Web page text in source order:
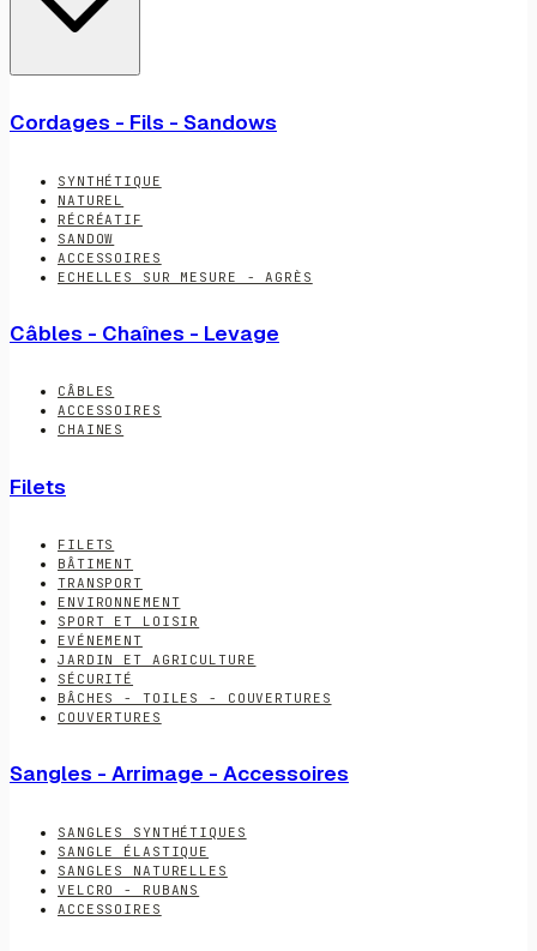
Cordages - Fils - Sandows
SYNTHÉTIQUE
NATUREL
RÉCRÉATIF
SANDOW
ACCESSOIRES
ECHELLES SUR MESURE - AGRÈS
Câbles - Chaînes - Levage
CÂBLES
ACCESSOIRES
CHAINES
Filets
FILETS
BÂTIMENT
TRANSPORT
ENVIRONNEMENT
SPORT ET LOISIR
EVÉNEMENT
JARDIN ET AGRICULTURE
SÉCURITÉ
BÂCHES - TOILES - COUVERTURES
COUVERTURES
Sangles - Arrimage - Accessoires
SANGLES SYNTHÉTIQUES
SANGLE ÉLASTIQUE
SANGLES NATURELLES
VELCRO - RUBANS
ACCESSOIRES